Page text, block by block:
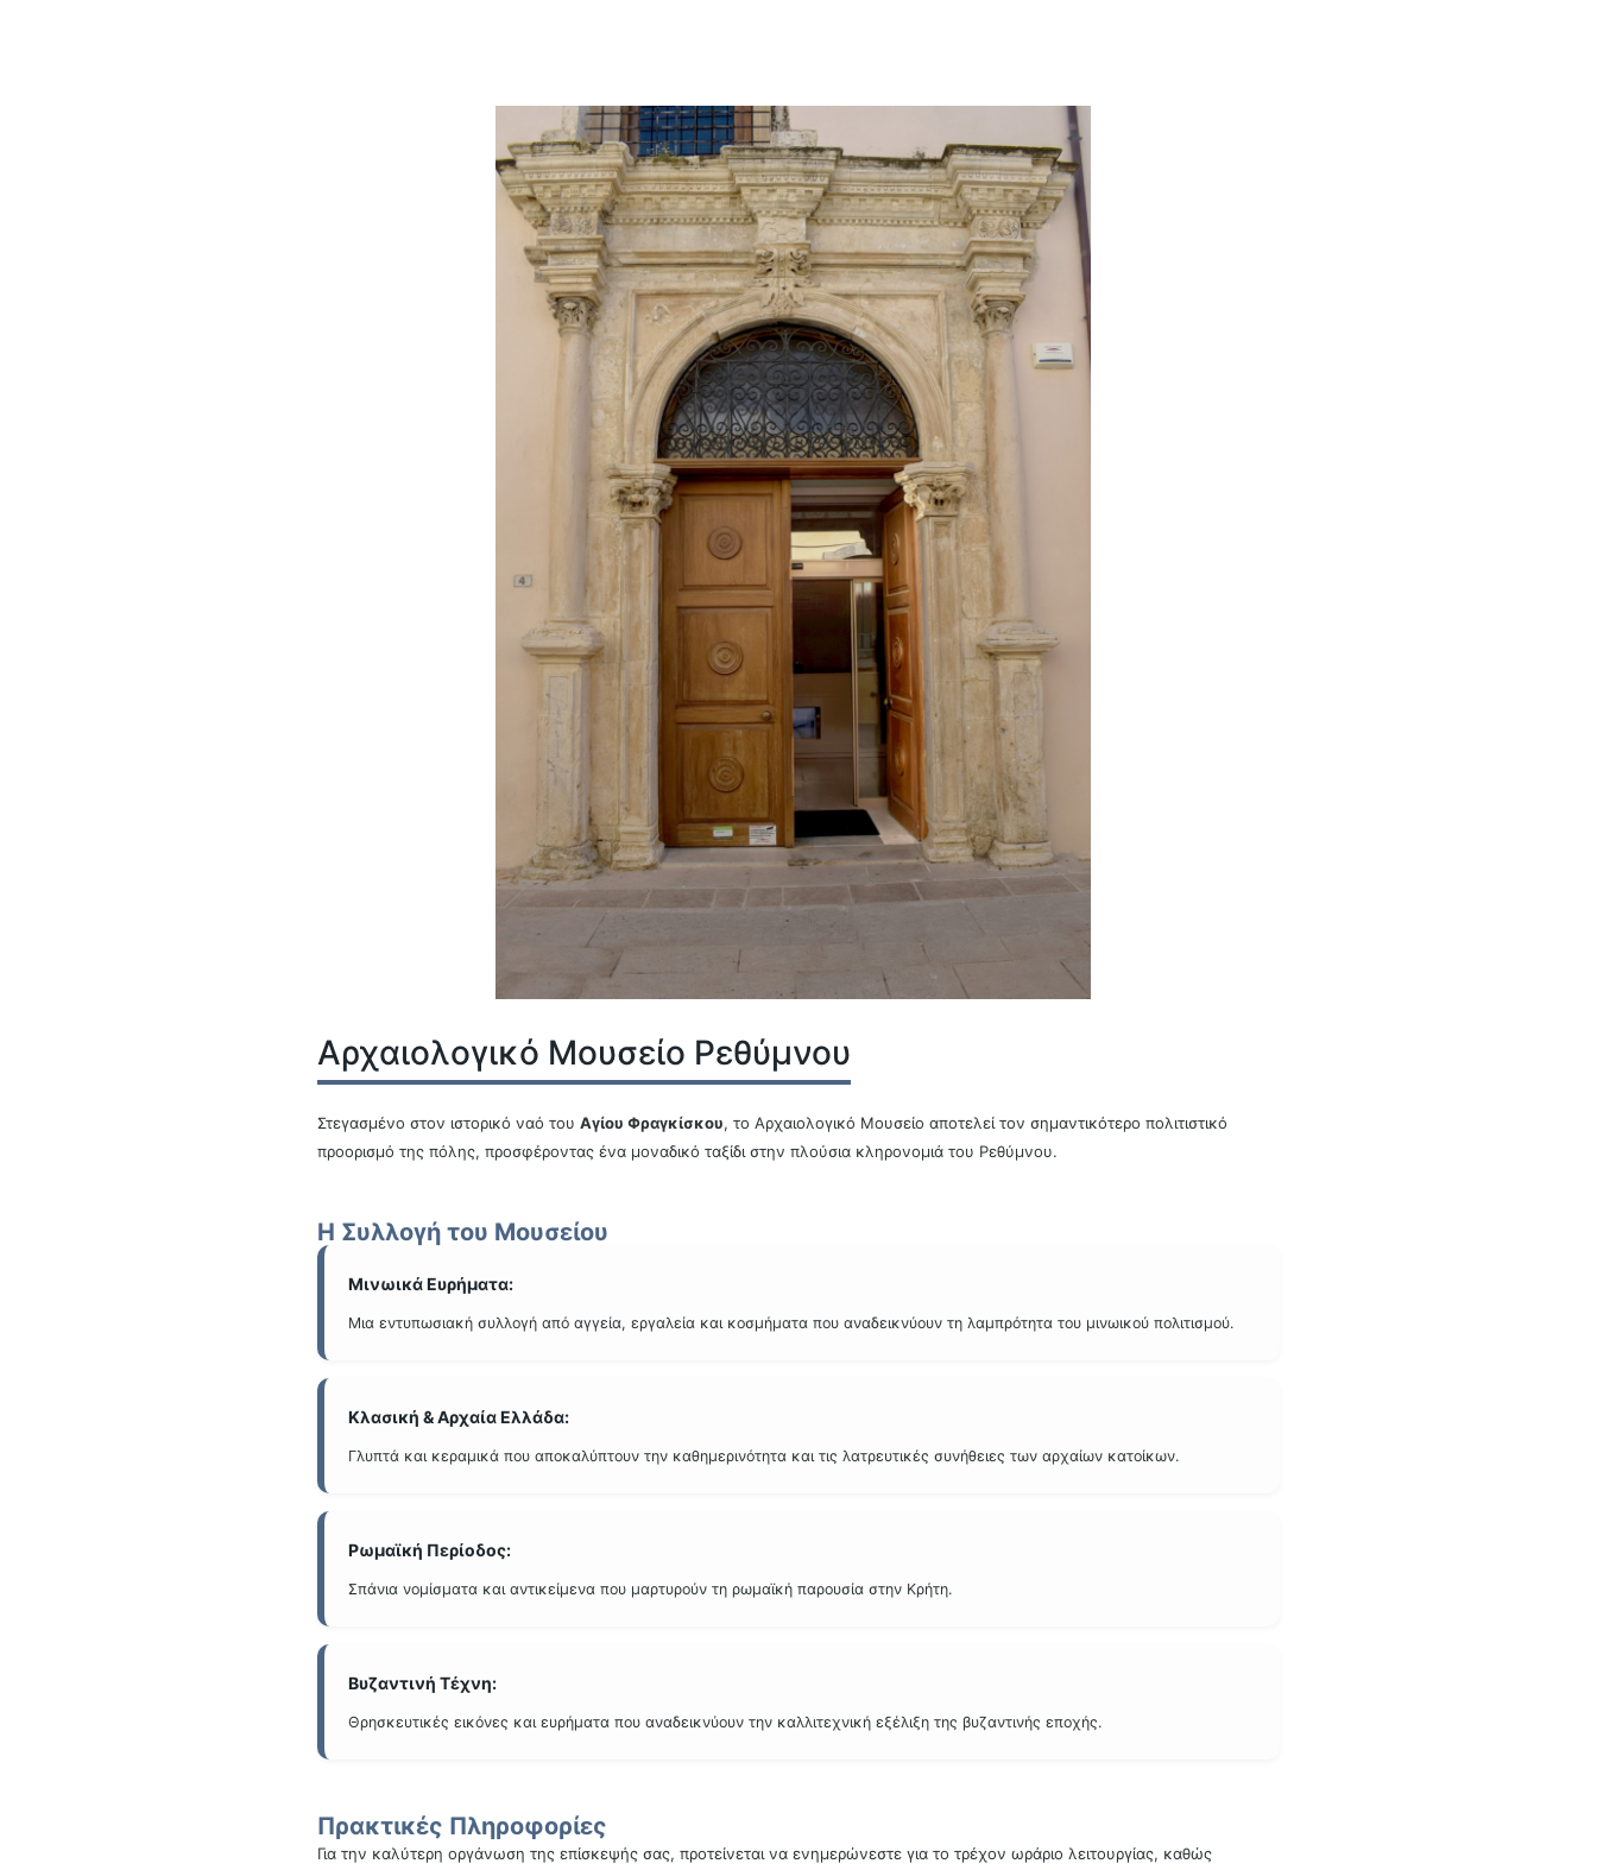
Αρχαιολογικό Μουσείο Ρεθύμνου
Στεγασμένο στον ιστορικό ναό του Αγίου Φραγκίσκου, το Αρχαιολογικό Μουσείο αποτελεί τον σημαντικότερο πολιτιστικό
προορισμό της πόλης, προσφέροντας ένα μοναδικό ταξίδι στην πλούσια κληρονομιά του Ρεθύμνου.
Η Συλλογή του Μουσείου
Μινωικά Ευρήματα:
Μια εντυπωσιακή συλλογή από αγγεία, εργαλεία και κοσμήματα που αναδεικνύουν τη λαμπρότητα του μινωικού πολιτισμού.
Κλασική & Αρχαία Ελλάδα:
Γλυπτά και κεραμικά που αποκαλύπτουν την καθημερινότητα και τις λατρευτικές συνήθειες των αρχαίων κατοίκων.
Ρωμαϊκή Περίοδος:
Σπάνια νομίσματα και αντικείμενα που μαρτυρούν τη ρωμαϊκή παρουσία στην Κρήτη.
Βυζαντινή Τέχνη:
Θρησκευτικές εικόνες και ευρήματα που αναδεικνύουν την καλλιτεχνική εξέλιξη της βυζαντινής εποχής.
Πρακτικές Πληροφορίες
Για την καλύτερη οργάνωση της επίσκεψής σας, προτείνεται να ενημερώνεστε για το τρέχον ωράριο λειτουργίας, καθώς